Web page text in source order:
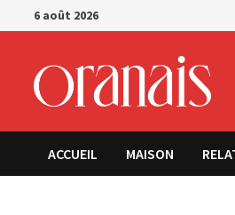
Passer
au
6 août 2026
ACCUEIL MAISON